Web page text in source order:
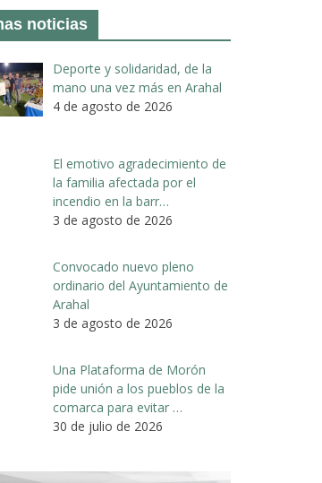
noticias
Deporte y solidaridad, de la
mano una vez más en Arahal
4 de agosto de 2026
El emotivo agradecimiento de
la familia afectada por el
incendio en la barr…
3 de agosto de 2026
Convocado nuevo pleno
ordinario del Ayuntamiento de
Arahal
3 de agosto de 2026
Una Plataforma de Morón
pide unión a los pueblos de la
comarca para evitar …
30 de julio de 2026